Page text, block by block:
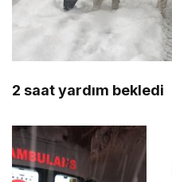
2 saat yardım bekledi